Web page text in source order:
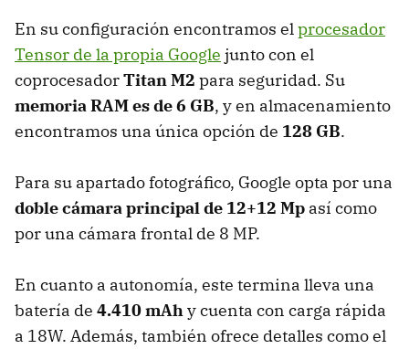
En su configuración encontramos elprocesador
Tensor de la propia Google junto con el
coprocesadorTitan M2 para seguridad. Su
memoria RAM es de 6 GB, y en almacenamiento
encontramos una única opción de 128 GB.
Para su apartado fotográfico, Google opta por una
doble cámara principal de 12+12 Mp así como
por una cámara frontal de 8 MP.
En cuanto a autonomía, este termina lleva una
batería de 4.410 mAhy cuenta con carga rápida
a 18W. Además, también ofrece detalles como el